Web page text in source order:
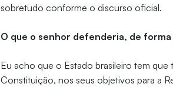
sobretudo conforme o discurso oficial.
O que o senhor defenderia, de
Eu acho que o Estado brasileiro tem
Constituição, nos seus objetivos para a